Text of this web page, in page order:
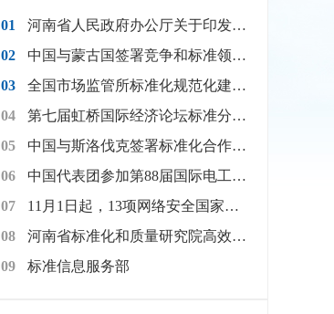
01
河南省人民政府办公厅关于印发河南省推动邮政快递业高质量发展加快构建现代物流体系行动计划（20
02
中国与蒙古国签署竞争和标准领域合作文件
03
全国市场监管所标准化规范化建设座谈会在浙江宁波召开
04
第七届虹桥国际经济论坛标准分论坛举办
05
中国与斯洛伐克签署标准化合作文件
06
中国代表团参加第88届国际电工委员会（IEC）大会
07
11月1日起，13项网络安全国家标准开始实施
08
河南省标准化和质量研究院高效办实事解难题为企业挽回400多万元经济损失
09
标准信息服务部